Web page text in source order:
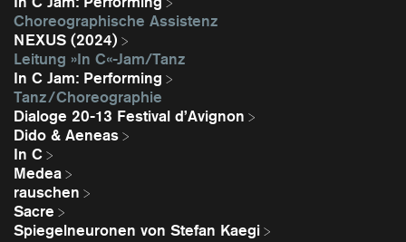
Choreographische Assistenz
NEXUS (2024)
Leitung »In C«-Jam/Tanz
In C Jam: Performing
Tanz / Choreographie
Dialoge 20-13 Festival d’Avignon
Dido & Aeneas
In C
Medea
rauschen
Sacre
Spiegelneuronen von Stefan Kaegi